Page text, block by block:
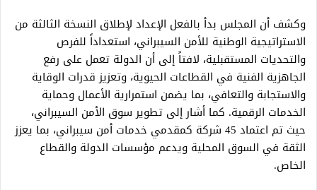
وكشف أن المجلس بدأ بالفعل الإعداد لإطلاق النسخة الثالثة من
الاستراتيجية الوطنية للأمن السيبراني، استعداداً للفرص
والتحديات المستقبلية، لافتاً إلى أن الدولة تعمل على رفع
الجاهزية الفنية في القطاعات الحيوية، وتعزيز قدرات الوقاية
والاستجابة والتعافي، بما يضمن استمرارية الأعمال وحماية
الخدمات الرقمية. كما أشار إلى تطوير سوق الأمن السيبراني،
حيث تم اعتماد 45 شركة كمقدمي خدمات أمن سيبراني، بما يعزز
الثقة في السوق المحلية ويدعم مؤسسات الدولة والقطاع
الخاص.